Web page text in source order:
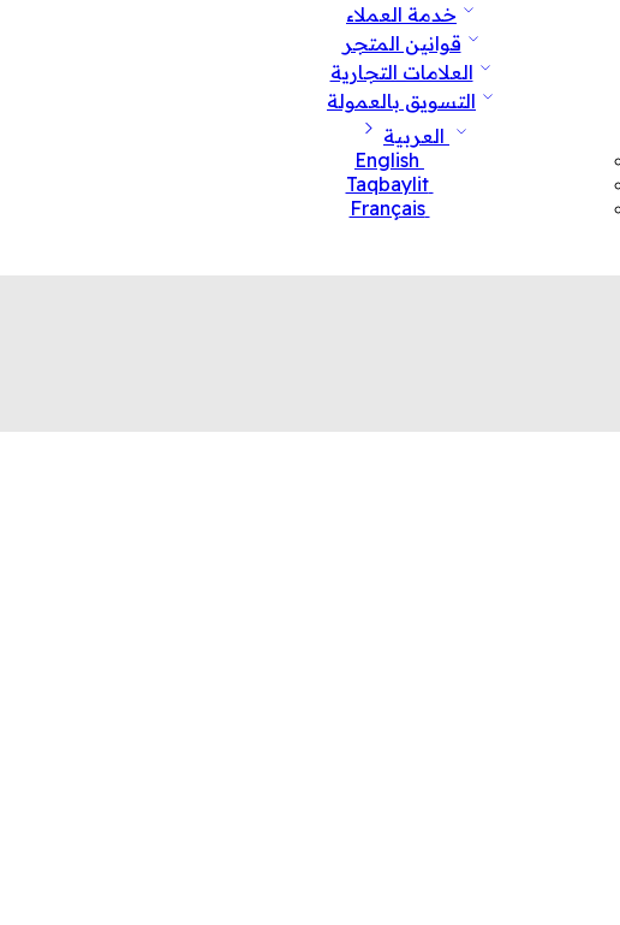
خدمة العملاء
قوانين المتجر
العلامات التجارية
التسويق بالعمولة
العربية
English
Taqbaylit
Français